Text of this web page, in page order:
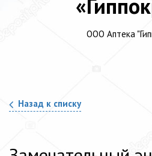
ООО Аптека
Назад к списку